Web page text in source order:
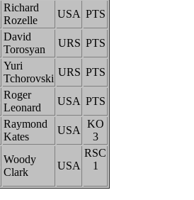
Richard
Rozelle
USA PTS
David
Torosyan
URS PTS
Yuri
Tchorovski
URS PTS
Roger
Leonard
USA PTS
Raymond
Kates
USA
KO
3
Woody
Clark
USA
RSC
1